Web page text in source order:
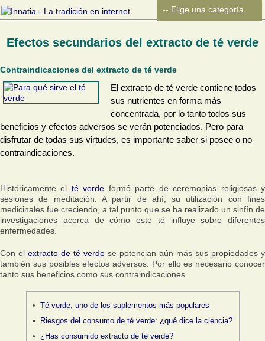
Efectos secundarios del extracto de té verde
Contraindicaciones del extracto de té verde
El extracto de té verde contiene todos
sus nutrientes en forma más
concentrada, por lo tanto todos sus
beneficios y efectos adversos se verán potenciados. Pero para
disfrutar de todas sus virtudes, es importante saber si posee o no
contraindicaciones.
Históricamente el té verde formó parte de ceremonias religiosas y
sesiones de meditación. A partir de ahí, su utilización con fines
medicinales fue creciendo, a tal punto que se ha realizado un sinfín de
investigaciones acerca de cómo este té influye sobre diferentes
enfermedades.
Con el extracto de té verde se potencian aún más sus propiedades y
también sus posibles efectos adversos. Por ello es necesario conocer
tanto sus beneficios como sus contraindicaciones.
Té verde, uno de los suplementos más populares
Riesgos del consumo de té verde: ¿qué dice la ciencia?
¿Has consumido extracto de té verde?